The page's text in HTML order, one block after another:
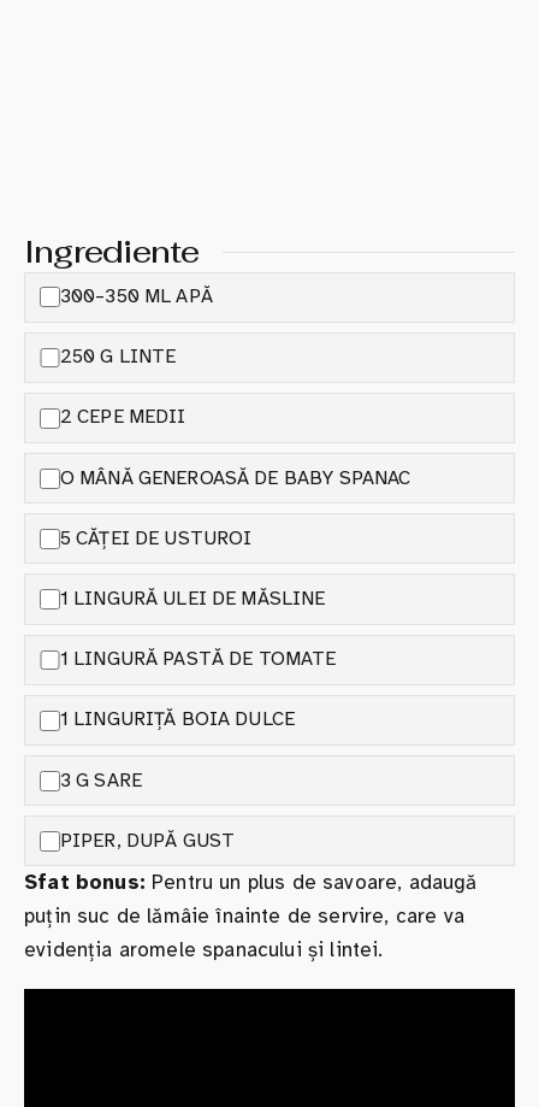
Ingrediente
300–350 ML APĂ
250 G LINTE
2 CEPE MEDII
O MÂNĂ GENEROASĂ DE BABY SPANAC
5 CĂȚEI DE USTUROI
1 LINGURĂ ULEI DE MĂSLINE
1 LINGURĂ PASTĂ DE TOMATE
1 LINGURIȚĂ BOIA DULCE
3 G SARE
PIPER, DUPĂ GUST
Sfat bonus: Pentru un plus de savoare, adaugă
puțin suc de lămâie înainte de servire, care va
evidenția aromele spanacului și lintei.